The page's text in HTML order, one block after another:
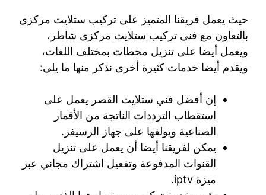
حيث يعمل فريقنا المتميز على تركيب ستلايت مركزي
بالتعاون مع فني تركيب ستلايت مركزي شاطر،
ويعمل أيضا على تنزيل محطات بمختلف اللغات،
ويقدم أيضا خدمات كثيرة أخرى نذكر منها ما يلي:
إن أفضل فني ستلايت القصر يعمل على
استقطاب الترددات الناتجة من الأقمار
الصناعية ويولفها على جهاز الرسيفر.
يمكن لفريقنا أيضا أن يعمل على تنزيل
القنوات المدفوعة وتفعيل اشتراك مجاني عبر
ميزة iptv.